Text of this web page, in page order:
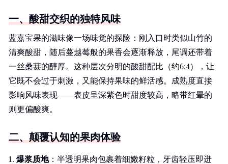
一、酸甜交织的独特风味
蓝嘉宝果的滋味像一场味觉的探险：刚入口时类似山竹的
清爽酸甜，随后蔓越莓般的果香会逐渐释放，尾调还带着
一丝桑葚的醇厚。这种层次分明的酸甜配比（约6:4），让
它既不会过于刺激，又能保持果味的鲜活感。成熟度直接
影响风味表现——表皮呈深紫色时甜度较高，略带红晕的
则更偏酸爽。
二、颠覆认知的果肉体验
爆浆质地：半透明果肉包裹着细嫩籽粒，牙齿轻压即迸